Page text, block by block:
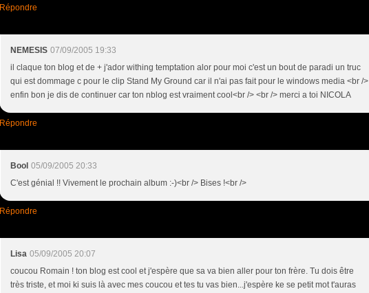
Répondre
NEMESIS 07/09/2005 19:33
il claque ton blog et de + j'ador withing temptation alor pour moi c'est un bout de paradi un truc
qui est dommage c pour le clip Stand My Ground car il n'ai pas fait pour le windows media <br />
enfin bon je dis de continuer car ton nblog est vraiment cool<br /> <br /> merci a toi NICOLA
Répondre
Bool 05/09/2005 20:33
C'est génial !! Vivement le prochain album :-)<br /> Bises !<br />
Répondre
Lisa 05/09/2005 20:07
coucou Romain ! ton blog est cool et j'espère que sa va bien aller pour ton frère. Tu dois être
très triste, et moi ki suis là avec mes coucou et tes tu vas bien...j'espère ke se petit mot t'auras